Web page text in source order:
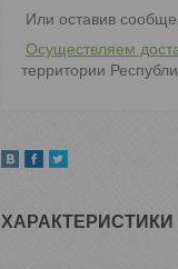
Или оставив
Осуществляем
территории
ХАРАКТЕРИСТИКИ